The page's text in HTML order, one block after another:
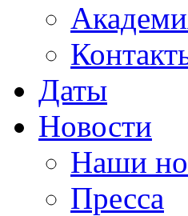
Даты
Новости
Наши
Пресса